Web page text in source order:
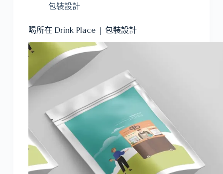
包裝設計
喝所在 Drink Place | 包裝設計